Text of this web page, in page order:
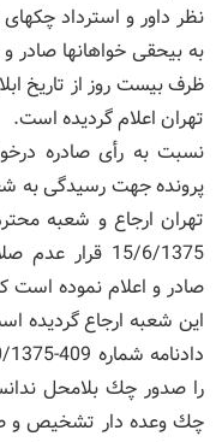
نظر داور و استرداد چكهای
به بیحقی خواهانها صادر
ظرف بیست روز از تاریخ
تهران اعلام گردیده است.
نسبت به رأی صادره
15/6/1375
صادر و اعلام نموده است
این شعبه ارجاع
را صدور چك بلامحل
چك وعده دار تشخیص و